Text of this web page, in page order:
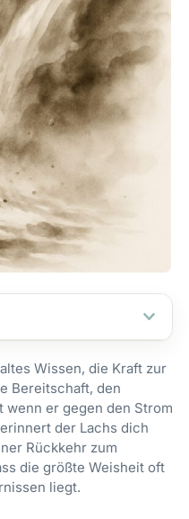
Wissen, die Kraft zur
Bereitschaft, den
wenn er gegen den Strom
der Lachs dich
Rückkehr zum
die größte Weisheit oft
liegt.